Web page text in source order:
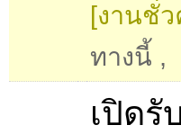
[งานชั่ว
ทางนี้ ,
เปิดรั